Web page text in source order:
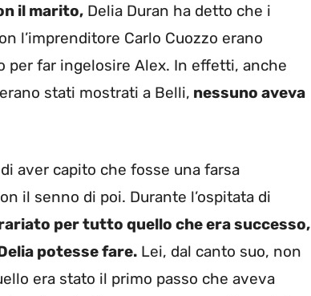
il marito, Delia Duran ha detto che i
l’imprenditore Carlo Cuozzo erano
far ingelosire Alex. In effetti, anche
stati mostrati a Belli, nessuno aveva
aver capito che fosse una farsa
il senno di poi. Durante l’ospitata di
per tutto quello che era successo,
potesse fare. Lei, dal canto suo, non
era stato il primo passo che aveva